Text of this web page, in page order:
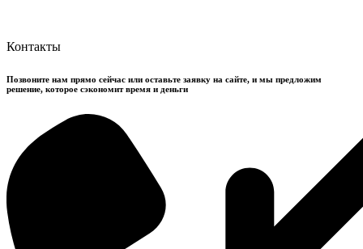
Контакты
Позвоните нам прямо сейчас или оставьте заявку на сайте, и мы предложим
решение, которое сэкономит время и деньги